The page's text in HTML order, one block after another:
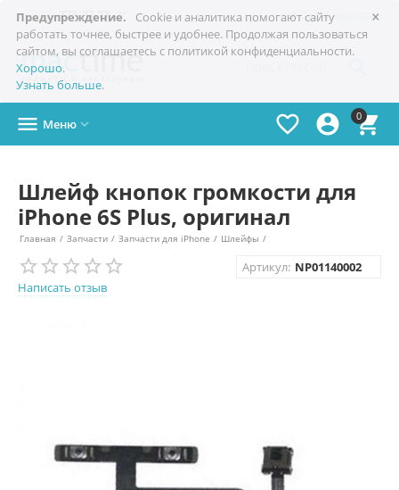
×
Предупреждение.
Cookie и аналитика помогают сайту
работать точнее, быстрее и удобнее. Продолжая пользоваться
сайтом, вы соглашаетесь с политикой конфиденциальности.
Хорошо.
Узнать больше.
Симферополь
+7(978)773-77-77 
0



 Меню 
Шлейф кнопок громкости для
iPhone 6S Plus, оригинал
Главная / Запчасти / Запчасти для iPhone / Шлейфы /
Написать отзыв
Артикул: NP01140002